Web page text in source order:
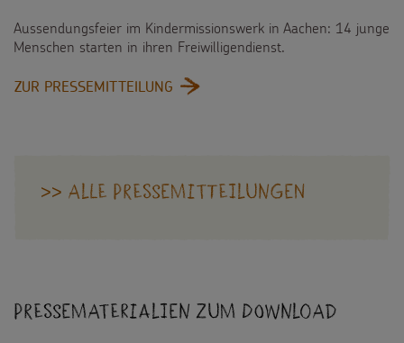
Aussendungsfeier im Kindermissionswerk in Aachen: 14 junge
Menschen starten in ihren Freiwilligendienst.
ZUR PRESSEMITTEILUNG
IHR
ZU
UND
>> Alle Pressemitteilungen
Pressematerialien zum Download